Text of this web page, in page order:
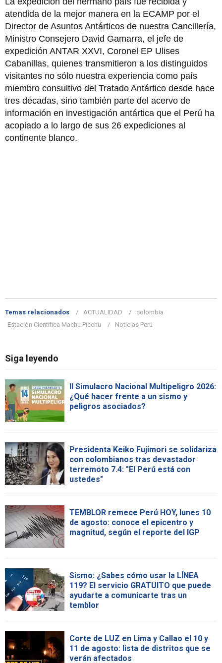
atendida de la mejor manera en la ECAMP por el
Director de Asuntos Antárticos de nuestra Cancillería,
Ministro Consejero David Gamarra, el jefe de
expedición ANTAR XXVI, Coronel EP Ulises
Cabanillas, quienes transmitieron a los distinguidos
visitantes no sólo nuestra experiencia como país
miembro consultivo del Tratado Antártico desde hace
tres décadas, sino también parte del acervo de
información en investigación antártica que el Perú ha
acopiado a lo largo de sus 26 expediciones al
continente blanco.
Temas relacionados ACTUALIDAD
colombia
Estación Científica Machu Picchu
Noticias Perú
Siga leyendo
II Simulacro Nacional Multipeligro 2026:
¿Qué hacer frente a un sismo y
peligros asociados?
Presidenta Keiko Fujimori se solidariza
con colombianos tras devastador
terremoto 7.4: "El Perú está con
ustedes"
TEMBLOR remece Perú HOY, lunes 10
de agosto: conoce el epicentro y
magnitud, según el reporte del IGP
Sismo: ¿Sabes cómo usar la LÍNEA
119? El servicio GRATUITO que puede
ayudarte a comunicarte tras un
temblor
Corte de LUZ en Lima y Callao el 10 y
11 de agosto: lista de distritos que se
verán afectados